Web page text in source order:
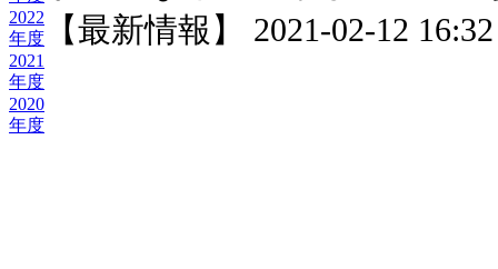
2022
年度
2021
年度
2020
年度
【最新情報】 2021-02-12